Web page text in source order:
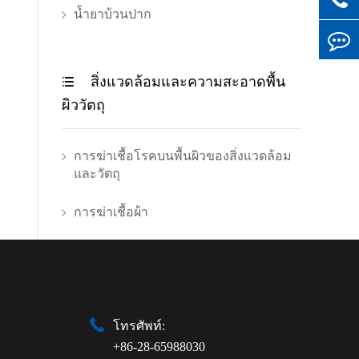
น้ำยาบ้วนปาก

สิ่งแวดล้อมและความสะอาดพื้น
ผิววัตถุ
การฆ่าเชื้อโรคบนพื้นผิวของสิ่งแวดล้อม
และวัตถุ
การฆ่าเชื้อผ้า

โทรศัพท์:
+86-28-65988030